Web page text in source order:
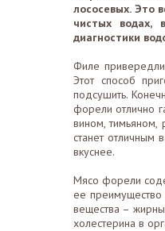
лососевых. Это
чистых водах,
диагностики
Филе
Этот способ
подсушить.
форели отлично
вином, тимьяном,
станет отличным
вкуснее.
Мясо форели
ее
вещества –
холестерина в